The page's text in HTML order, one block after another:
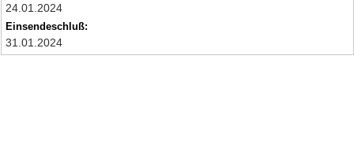
24.01.2024
Einsendeschluß:
31.01.2024